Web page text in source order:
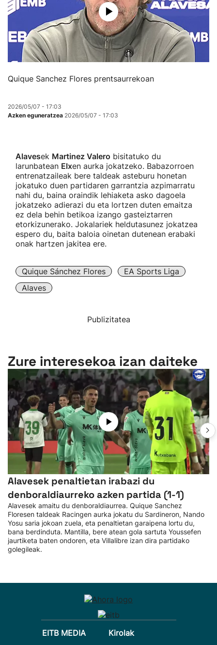
Herri-kirolak
Eskubaloia
Mendi-lasterketak
"Helmuga"
Quique Sanchez Flores prentsaurrekoan
2026/05/07 - 17:03
Azken eguneratzea 2026/05/07 - 17:03
Alavesek Martinez Valero bisitatuko du
larunbatean Elxen aurka jokatzeko. Babazorroen
entrenatzaileak bere taldeak asteburu honetan
jokatuko duen partidaren garrantzia azpimarratu
nahi du, baina oraindik lehiaketa asko dagoela
jokatzeko adierazi du eta lortzen duten emaitza
ez dela behin betikoa izango gasteiztarren
etorkizunerako. Jokalariek heldutasunez jokatzea
espero du, baita baloia oinetan dutenean erabaki
onak hartzen jakitea ere.
Quique Sánchez Flores
EA Sports Liga
Alaves
Publizitatea
Zure interesekoa izan daiteke
Alavesek penaltietan irabazi du
denboraldiaurreko azken partida (1-1)
Alavesek amaitu du denboraldiaurrea. Quique Sanchez
Floresen taldeak Racingen aurka jokatu du Sardineron, Nando
Yosu saria jokoan zuela, eta penaltietan garaipena lortu du,
bana berdinduta. Mantilla, bere atean gola sartuta Youssefen
jaurtiketa baten ondoren, eta Villalibre izan dira partidako
golegileak.
EITB MEDIA
Kirolak